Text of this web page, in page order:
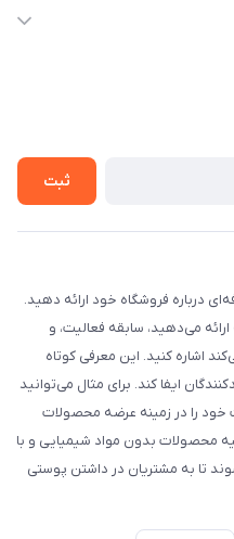
ثبت
درباره فروشگاه خود ارائه دهید.
می‌دهید، سابقه فعالیت، و
اشاره کنید. این معرفی کوتاه
ایفا کند. برای مثال می‌توانید
ما از سال ۱۳۹۸ فعالیت خود را در زمینه عرضه محصولات
محصولات بدون مواد شیمیایی و با
تا به مشتریان در داشتن پوستی